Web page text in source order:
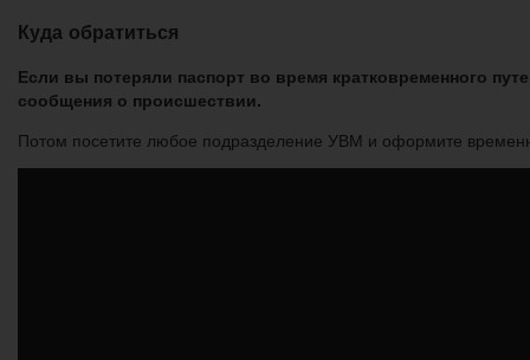
Куда обратиться
Если вы потеряли паспорт во время кратковременного
сообщения о происшествии.
Потом посетите любое подразделение УВМ и оформите